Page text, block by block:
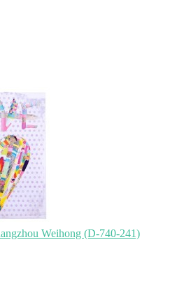
Weihong (D-740-241)